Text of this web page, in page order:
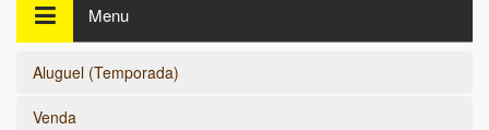
Menu
Aluguel (Temporada)
Venda